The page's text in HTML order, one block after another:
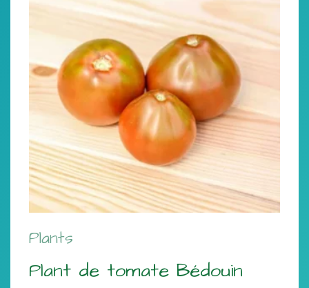
Plants
Plant de tomate Bédouin